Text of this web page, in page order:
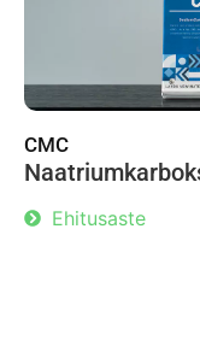
CMC
Ehitusaste